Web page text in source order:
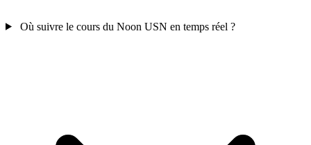
Où suivre le cours du Noon USN en temps réel ?